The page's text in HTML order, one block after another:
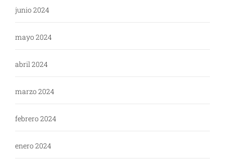
junio 2024
mayo 2024
abril 2024
marzo 2024
febrero 2024
enero 2024